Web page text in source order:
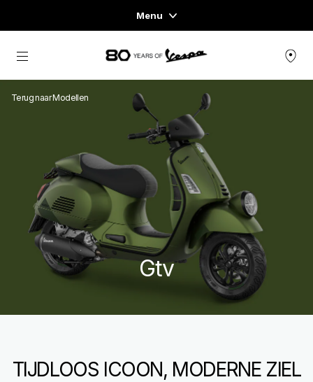
Menu
Home
KLEDING & LIFESTYLE
VESPA ESSENTIALS
ERVARINGEN
CONCEPT STORE
Ga naar de hoofdcontent
Terug naar Modellen
Gtv
TIJDLOOS ICOON, MODERNE ZIEL